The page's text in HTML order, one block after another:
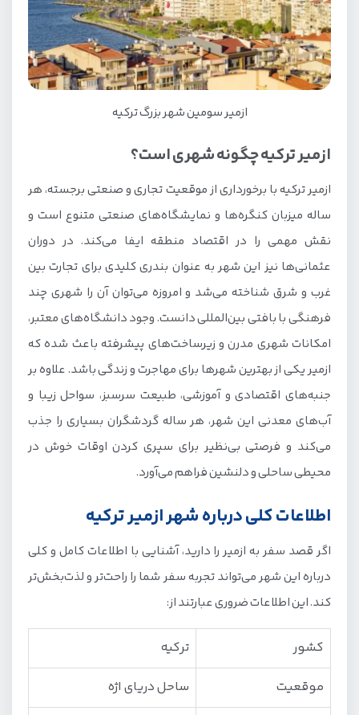
رستوران‌های ازمیر ترکیه
محبوب‌ترین غذاهای محلی ازمیر
فستیوال‌ها و نمایشگاه‌های ازمیر
خرید سیم‌کارت در ازمیر
سفر به ازمیر یا استانبول؟
ازمیر سومین شهر بزرگ ترکیه
ازمیر ترکیه چگونه شهری است؟
ازمیر ترکیه با برخورداری از موقعیت تجاری و صنعتی برجسته، هر
ساله میزبان کنگره‌ها و نمایشگاه‌های صنعتی متنوع است و
نقش مهمی را در اقتصاد منطقه ایفا می‌کند. در دوران
عثمانی‌ها نیز این شهر به عنوان بندری کلیدی برای تجارت بین
غرب و شرق شناخته می‌شد و امروزه می‌توان آن را شهری چند
فرهنگی با بافتی بین‌المللی دانست. وجود دانشگاه‌های معتبر،
امکانات شهری مدرن و زیرساخت‌های پیشرفته باعث شده که
ازمیر یکی از بهترین شهرها برای مهاجرت و زندگی باشد. علاوه بر
جنبه‌های اقتصادی و آموزشی، طبیعت سرسبز، سواحل زیبا و
آب‌های معدنی این شهر، هر ساله گردشگران بسیاری را جذب
می‌کند و فرصتی بی‌نظیر برای سپری کردن اوقات خوش در
محیطی ساحلی و دلنشین فراهم می‌آورد.
اطلاعات کلی درباره شهر ازمیر ترکیه
اگر قصد سفر به ازمیر را دارید، آشنایی با اطلاعات کامل و کلی
درباره این شهر می‌تواند تجربه سفر شما را راحت‌تر و لذت‌بخش‌تر
کند. این اطلاعات ضروری عبارتند از:
کشور
ترکیه
موقعیت
ساحل دریای اژه